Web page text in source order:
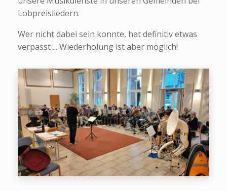
Lobpreisliedern.
Wer nicht dabei sein konnte, hat definitiv etwas
verpasst ... Wiederholung ist aber möglich!